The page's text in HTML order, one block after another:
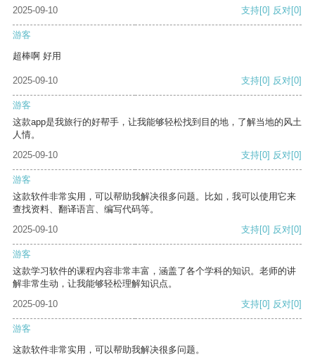
2025-09-10
支持[0] 反对[0]
游客
超棒啊 好用
2025-09-10 支持[0] 反对[0]
游客
这款app是我旅行的好帮手，让我能够轻松找到目的地，了解当地的风土
人情。
2025-09-10
支持[0] 反对[0]
游客
这款软件非常实用，可以帮助我解决很多问题。比如，我可以使用它来
查找资料、翻译语言、编写代码等。
2025-09-10
支持[0] 反对[0]
游客
这款学习软件的课程内容非常丰富，涵盖了各个学科的知识。老师的讲
解非常生动，让我能够轻松理解知识点。
2025-09-10
支持[0] 反对[0]
游客
这款软件非常实用，可以帮助我解决很多问题。